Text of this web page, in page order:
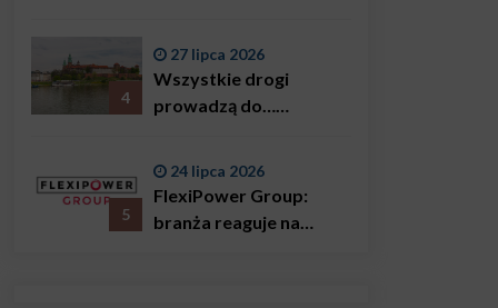
4
27 lipca 2026
Wszystkie drogi
prowadzą do…
5
24 lipca 2026
FlexiPower Group:
branża reaguje na